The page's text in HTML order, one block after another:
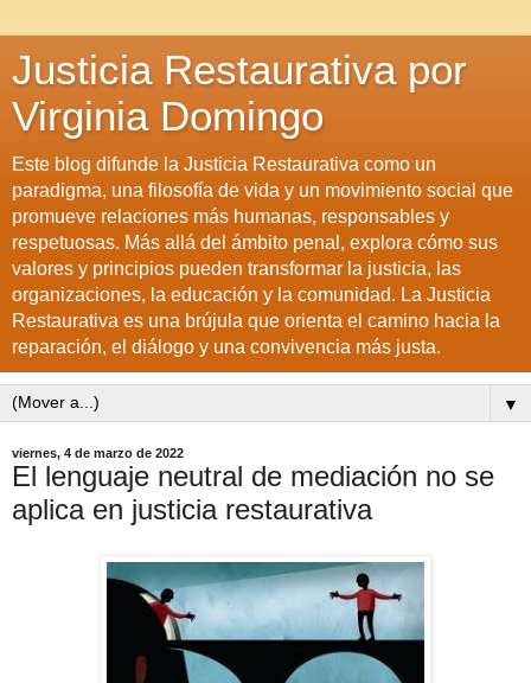
Justicia Restaurativa por
Virginia Domingo
Este blog difunde la Justicia Restaurativa como un
paradigma, una filosofía de vida y un movimiento social que
promueve relaciones más humanas, responsables y
respetuosas. Más allá del ámbito penal, explora cómo sus
valores y principios pueden transformar la justicia, las
organizaciones, la educación y la comunidad. La Justicia
Restaurativa es una brújula que orienta el camino hacia la
reparación, el diálogo y una convivencia más justa.
▼
viernes, 4 de marzo de 2022
El lenguaje neutral de mediación no se
aplica en justicia restaurativa